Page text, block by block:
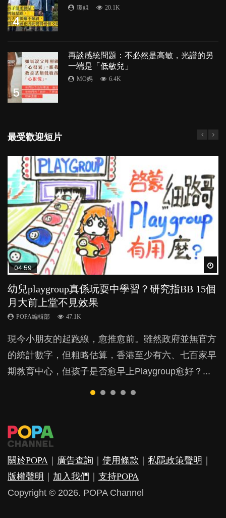
4
瓊姐 20.1K
5
再談感統問題：不必然是高敏，光譜的另
一端是「低敏兒」
MO媽 6.4K
最受歡迎短片
04:59
幼兒playgroup真係玩耍中學習？研究指BB 15個
月大前上堂不見效果
POPA編輯部 47.1K
現今小朋友的起跑線，愈推愈前。雖然政府並無官方
的統計數字，但粗略估算，香港至少有六、七百家早
期教育中心，但孩子是否愈早上Playgroup愈好？...
03:39
幼稚園遊戲課 如何刺激幼兒自發學習取代獎勵
與懲罰？
POPA編輯部 33.1K
由美國學者所創的 tools of the mind 課程，學生以遊
戲方式學習，學術能力和自制能力亦明顯比其他小朋
友優勝，到底這課程有何特別之處？...
03:02
老公患產後憂鬱症對BB的影響
POPA編輯部 15.9K
鬱，影響日常生活，嚴重的甚至會有自殺，或傷害小
朋友的念頭。但為何爸爸患上產後抑鬱往往難以察
覺？...
04:06
全職好？在職好？｜全職媽媽與在職媽媽的壓
力與價值
POPA編輯部 25.8K
許多媽媽心底可能都有一刻掙扎過：究竟全職好，還
是在職好。雖說每個家庭都有自己的獨特狀況和考慮
因素，但原來全職和在職媽媽所養育的子女其實都各
03:41
BB口腔期乜都放入口，父母該制止還是放手？
POPA編輯部 25.5K
成吮手指的習慣，大個就很難戒，但原來一刀切阻止
他們放東西入口，隨時會影響孩子的身心發展？...
關於POPA ｜ 廣告查詢 ｜ 使用條款 ｜ 私隱政策聲明 ｜
版權聲明 ｜ 加入我們 ｜ 支持POPA
Copyright © 2026. POPA Channel